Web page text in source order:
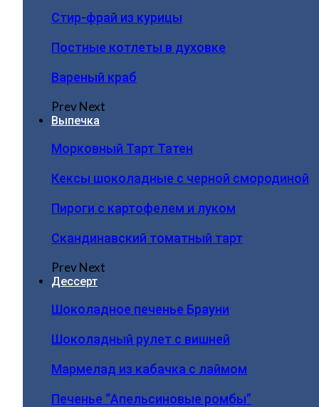
Стир-фрай из курицы
Постные котлеты в духовке
Вареный краб
PrevNext
Выпечка
Морковный Тарт Татен
Кексы шоколадные с черной смородиной
Пироги c картофелем и луком
Скандинавский томатный тарт
PrevNext
Дессерт
Шоколадное печенье Брауни
Шоколадный рулет с вишней
Мармелад из кабачка с лаймом
Печенье “Апельсиновые ромбы”